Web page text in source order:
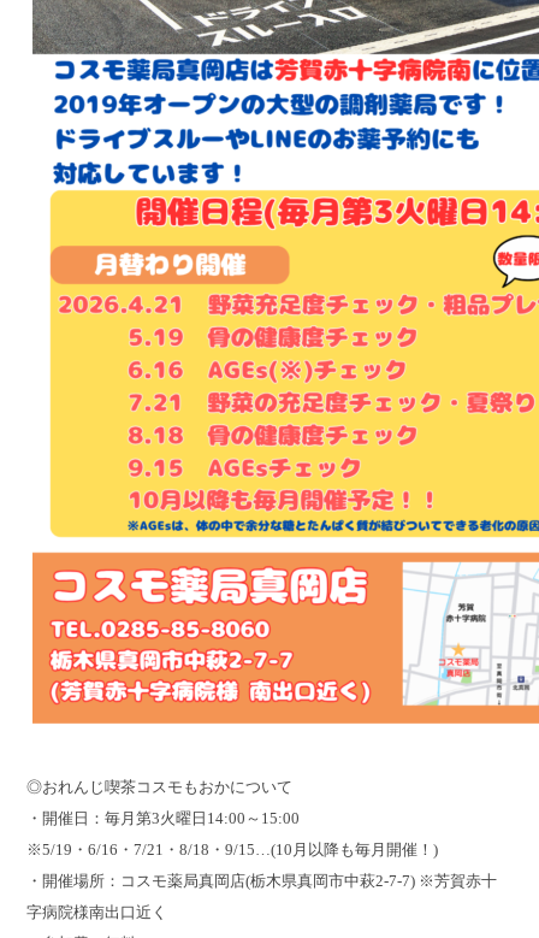
◎おれんじ喫茶コスモもおかについて
・開催日：毎月第3火曜日14:00～15:00
※5/19・6/16・7/21・8/18・9/15…(10月以降も毎月開催！)
・開催場所：コスモ薬局真岡店(栃木県真岡市中萩2-7-7) ※芳賀赤十
字病院様南出口近く